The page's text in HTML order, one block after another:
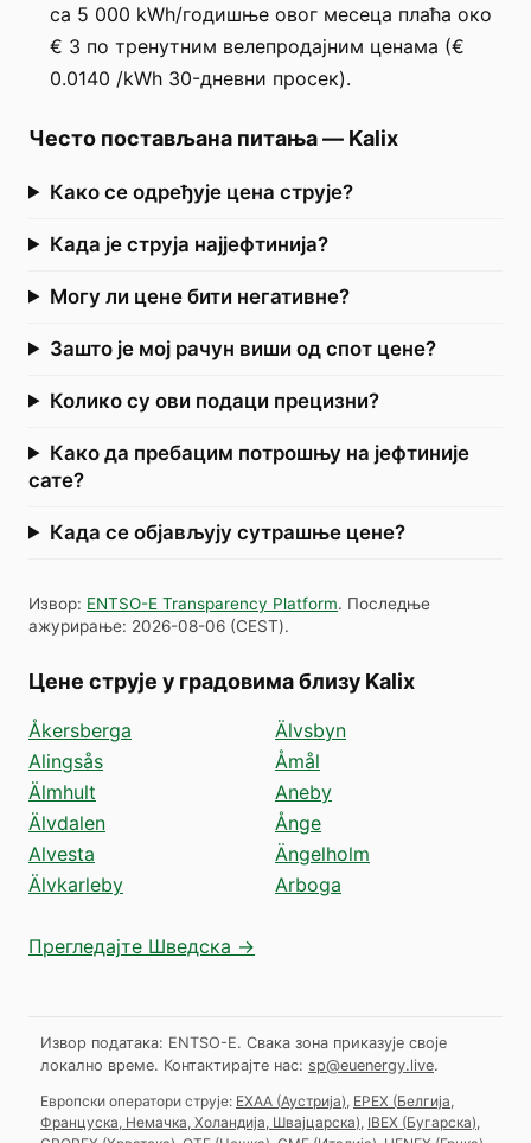
са 5 000 kWh/годишње овог месеца плаћа око
€ 3 по тренутним велепродајним ценама (€
0.0140 /kWh 30-дневни просек).
Често постављана питања— Kalix
Како се одређује цена струје?
Када је струја најјефтинија?
Могу ли цене бити негативне?
Зашто је мој рачун виши од спот цене?
Колико су ови подаци прецизни?
Како да пребацим потрошњу на јефтиније
сате?
Када се објављују сутрашње цене?
Извор: ENTSO-E Transparency Platform. Последње
ажурирање: 2026-08-06 (CEST).
Цене струје у градовима близу Kalix
Åkersberga
Alingsås
Älmhult
Älvdalen
Alvesta
Älvkarleby
Älvsbyn
Åmål
Aneby
Ånge
Ängelholm
Arboga
Прегледајте Шведска →
Извор података: ENTSO-E. Свака зона приказује своје
локално време. Контактирајте нас: sp@euenergy.live.
Европски оператори струје: EXAA (Аустрија) EPEX (Белгија,
Француска, Немачка, Холандија, Швајцарска) IBEX (Бугарска)